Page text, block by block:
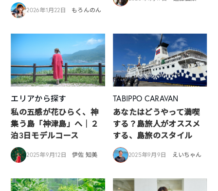
2026年1月22日 もろんのん
エリアから探す
私の五感が花ひらく、神
集う島「神津島」へ｜２
泊3日モデルコース
2025年9月12日 伊佐 知美
TABIPPO CARAVAN
あなたはどうやって満喫
する？島旅人がオススメ
する、島旅のスタイル
2025年9月9日 えいちゃん